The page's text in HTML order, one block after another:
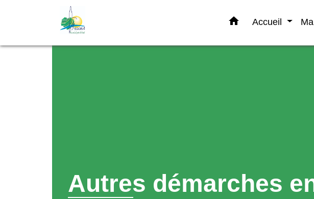
home Accueil
Autres démarches